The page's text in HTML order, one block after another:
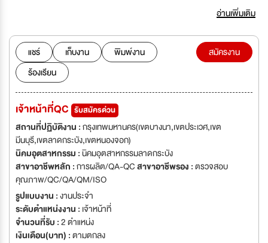
ในการผลิตที่ทันสมัยและระบบการจัดการการผลิตที่ได้มาตรฐาน GMP,
HACCP ,BRC, และการรับรองจากกรมปศุสัตว์ ทำให้สินค้าของเราได้รับความ
ไว้วางใจจากสินค้าทั่วโลก เช่น สหรัฐอเมริกา,แคนาดา
ญี่ปุ่น,เยอรมัน,เดนมาร์ค,อินเดีย,มาเลเซีย,เวียดนาม เป็นต้น บริษัทฯ มีนโยบาย
ด้านการบริหารภายใต้ธรรมมาภิบาลที่ดี รักษาสิ่งแวดล้อม และเป็นธรรมต่อทุก
ฝ่ายที่เกี่ยวข้องรวมทั้งลูกค้าและสัตว์เลี้ยงที่เรารักมาเป็นทีมงานร่วมกับเรา เรามี
สวัสดิการที่ดี มีการพัฒนาบุคลากรด้านการอบรมให้ความรู้ด้านที่เกี่ยวข้องกับ
พนักงานอยู่อย่างสม่ำเสมอเพื่อให้มีความรู้ความสามารถทันต่อเหตุการณ์เป็น
ปัจจุบันอยู่ตลอดเวลาเราต้องการบุคลากรที่มีความรู้กับสายงานเพื่อร่วมงานกับ
เรามาเป็นส่วนหนึ่งในองค์กรของเรา (หากมีผู้สมัครสนใจที่ร่วมงานกับทางบริษัทฯ
ท่านต้องสามารถปฏิบัติงานได้ วันจันทร์ - วันเสาร์ และปฏิบัติงานอยู่ที่
ลาดกระบังได้เท่านั้น )
อ่านเพิ่มเติม
แชร์ เก็บงาน
พิมพ์งาน
ร้องเรียน
สมัครงาน
เจ้าหน้าที่QC รับสมัครด่วน
สถานที่ปฏิบัติงาน :กรุงเทพมหานคร(เขตบางนา,เขตประเวศ,เขต
มีนบุรี,เขตลาดกระบัง,เขตหนองจอก)
นิคมอุตสาหกรรม :นิคมอุตสาหกรรมลาดกระบัง
สาขาอาชีพหลัก :การผลิต/QA-QCสาขาอาชีพรอง :ตรวจสอบ
คุณภาพ/QC/QA/QM/ISO
รูปแบบงาน :งานประจำ
ระดับตำแหน่งงาน : เจ้าหน้าที่
จำนวนที่รับ :2 ตำแหน่ง
เงินเดือน(บาท) :ตามตกลง